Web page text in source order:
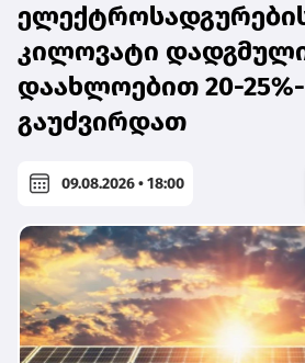
კილოვატი
დაახლოებით 20-
გაუძვირდათ
09.08.2026 • 18:00